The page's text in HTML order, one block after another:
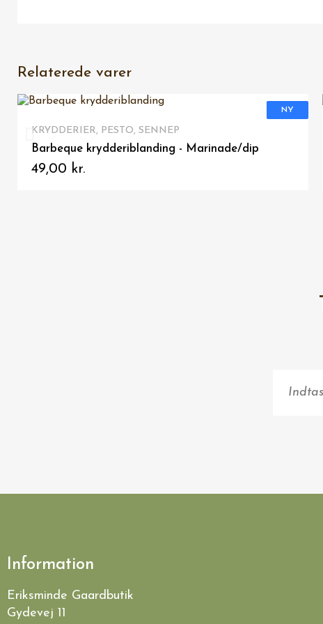
Relaterede varer
VIS HER
KRYDDERIER, PESTO, SENNEP
Dip - Krydderiblanding, Vestjysk
49,00 kr.
Information
Eriksminde Gaardbutik
Gydevej 11